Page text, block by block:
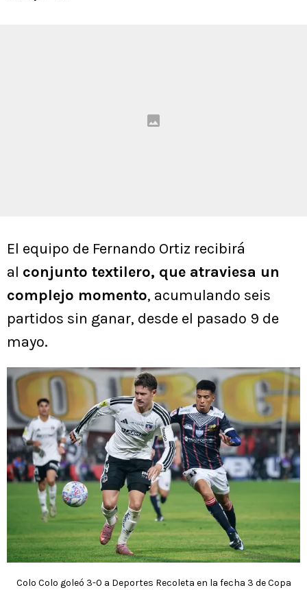
El equipo de Fernando Ortiz recibirá
al conjunto textilero, que atraviesa un
complejo momento, acumulando seis
partidos sin ganar, desde el pasado 9 de
mayo.
Colo Colo goleó 3-0 a Deportes Recoleta en la fecha 3 de Copa